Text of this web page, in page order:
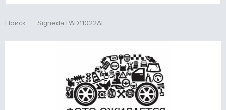
Поиск Signeda PAD11022AL